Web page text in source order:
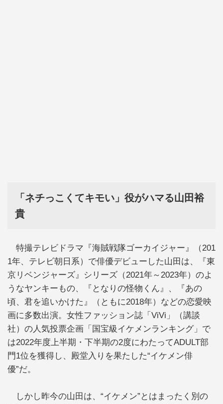
「ネチっこくてキモい」役がハマる山田裕
貴
特撮テレビドラマ『海賊戦隊ゴーカイジャー』（201
1年、テレビ朝日系）で俳優デビューした山田は、『東
京リベンジャーズ』シリーズ（2021年～2023年）のよ
うなヤンキーもの、『となりの怪物くん』、『あの
頃、君を追いかけた』（ともに2018年）などの恋愛映
画に多数出演。女性ファッション誌「ViVi」（講談
社）の人気投票企画「国宝級イケメンランキング」で
は2022年度上半期・下半期の2度にわたってADULT部
門1位を獲得し、殿堂入りを果たした“イケメン俳
優”だ。
しかし昨今の山田は、“イケメン”とはまったく別の